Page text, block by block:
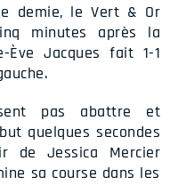
demie, le Vert & Or
minutes après la
Ève Jacques fait 1-1
pas abattre et
quelques secondes
de Jessica Mercier
sa course dans les